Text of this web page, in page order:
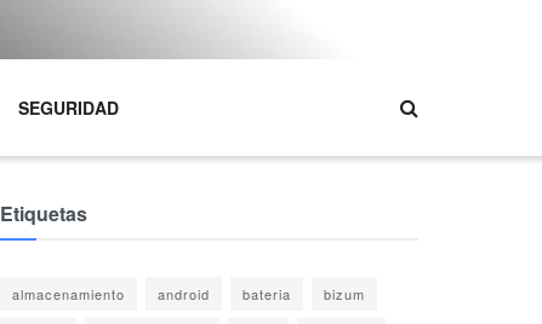
SEGURIDAD
Etiquetas
almacenamiento android bateria bizum